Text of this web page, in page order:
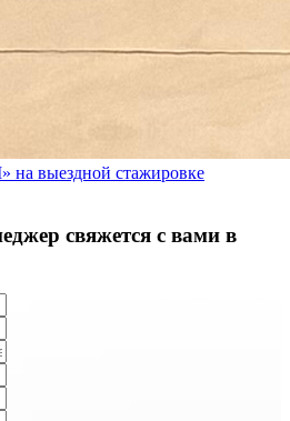
выездной стажировке
свяжется с вами в